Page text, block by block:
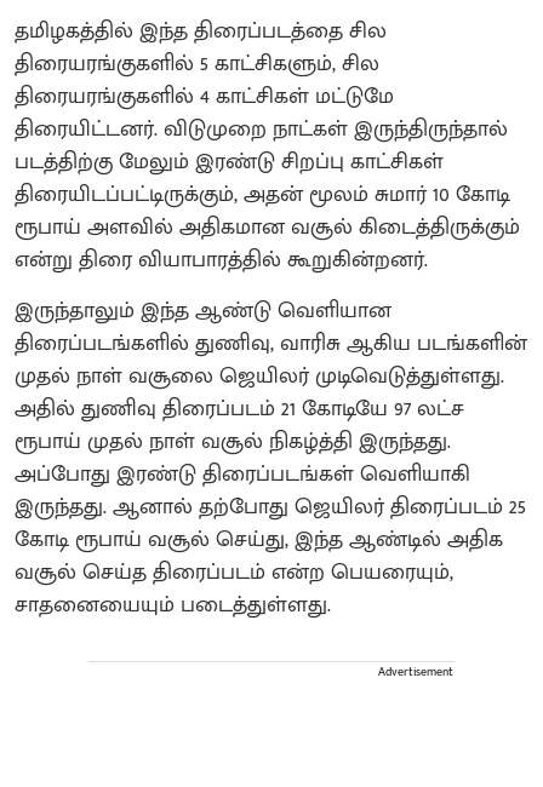
தமிழகத்தில் இந்த திரைப்படத்தை சில
திரையரங்குகளில் 5 காட்சிகளும், சில
திரையரங்குகளில் 4 காட்சிகள் மட்டுமே
திரையிட்டனர். விடுமுறை நாட்கள் இருந்திருந்தால்
படத்திற்கு மேலும் இரண்டு சிறப்பு காட்சிகள்
திரையிடப்பட்டிருக்கும், அதன் மூலம் சுமார் 10 கோடி
ரூபாய் அளவில் அதிகமான வசூல் கிடைத்திருக்கும்
என்று திரை வியாபாரத்தில் கூறுகின்றனர்.
இருந்தாலும் இந்த ஆண்டு வெளியான
திரைப்படங்களில் துணிவு, வாரிசு ஆகிய படங்களின்
முதல் நாள் வசூலை ஜெயிலர் முடிவெடுத்துள்ளது.
அதில் துணிவு திரைப்படம் 21 கோடியே 97 லட்ச
ரூபாய் முதல் நாள் வசூல் நிகழ்த்தி இருந்தது.
அப்போது இரண்டு திரைப்படங்கள் வெளியாகி
இருந்தது. ஆனால் தற்போது ஜெயிலர் திரைப்படம் 25
கோடி ரூபாய் வசூல் செய்து, இந்த ஆண்டில் அதிக
வசூல் செய்த திரைப்படம் என்ற பெயரையும்,
சாதனையையும் படைத்துள்ளது.
Advertisement